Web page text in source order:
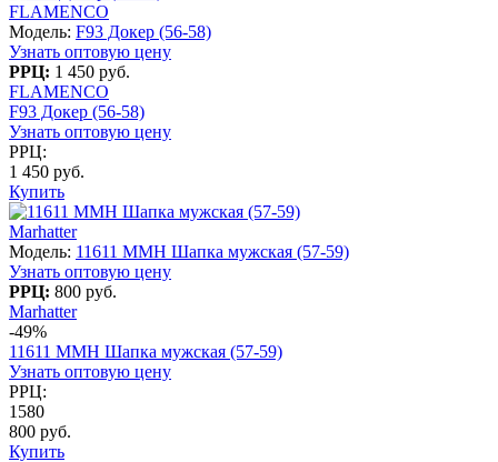
FLAMENCO
Модель: F93 Докер (56-58)
Узнать оптовую цену
РРЦ: 1 450 руб.
FLAMENCO
F93 Докер (56-58)
Узнать оптовую цену
РРЦ:
1 450 руб.
Купить
Marhatter
Модель: 11611 MMH Шапка мужская (57-59)
Узнать оптовую цену
РРЦ: 800 руб.
Marhatter
-49%
11611 MMH Шапка мужская (57-59)
Узнать оптовую цену
РРЦ:
1580
800 руб.
Купить